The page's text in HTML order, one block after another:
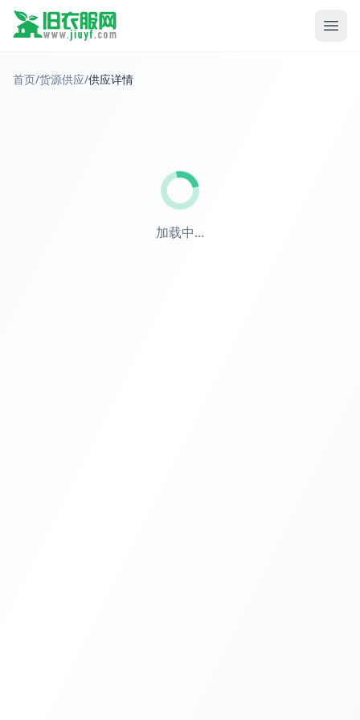
首页/货源供应/供应详情
加载中...